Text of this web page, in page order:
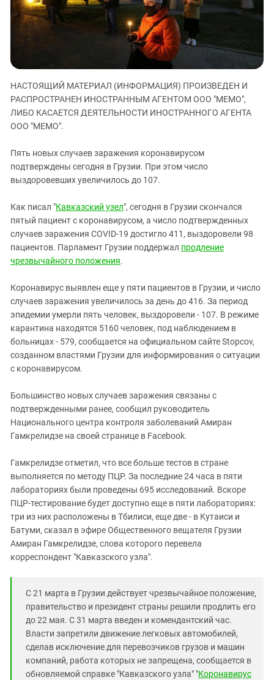
ЗАСТАВЛЯЕТ
КАВКАЗ ЗА ПАЛЕСТИНУ
ИНАКОМЫСЛИЕ В ЧЕЧНЕ
ПРЕСЛЕДОВАНИЕ АКТИВИСТОВ
МОБИЛИЗАЦИЯ И ПРОТЕСТЫ
Дагестан
Калмыкия
Карачаево-Черкесия
Краснодарский край
Нагорный Карабах
Северная Осетия - Алания
Ставропольский край
Чечня
Южная Осетия
ЮФО
НАСТОЯЩИЙ МАТЕРИАЛ (ИНФОРМАЦИЯ) ПРОИЗВЕДЕН И
РАСПРОСТРАНЕН ИНОСТРАННЫМ АГЕНТОМ ООО "МЕМО",
ЛИБО КАСАЕТСЯ ДЕЯТЕЛЬНОСТИ ИНОСТРАННОГО АГЕНТА
ООО "МЕМО".
Пять новых случаев заражения коронавирусом
подтверждены сегодня в Грузии. При этом число
выздоровевших увеличилось до 107.
Как писал "Кавказский узел", сегодня в Грузии скончался
пятый пациент с коронавирусом, а число подтвержденных
случаев заражения COVID-19 достигло 411, выздоровели 98
пациентов. Парламент Грузии поддержал продление
чрезвычайного положения.
Коронавирус выявлен еще у пяти пациентов в Грузии, и число
случаев заражения увеличилось за день до 416. За период
эпидемии умерли пять человек, выздоровели - 107. В режиме
карантина находятся 5160 человек, под наблюдением в
больницах - 579, сообщается на официальном сайте Stopcov,
созданном властями Грузии для информирования о ситуации
с коронавирусом.
Большинство новых случаев заражения связаны с
подтвержденными ранее, сообщил руководитель
Национального центра контроля заболеваний Амиран
Гамкрелидзе на своей странице в Facebook.
Гамкрелидзе отметил, что все больше тестов в стране
выполняется по методу ПЦР. За последние 24 часа в пяти
лабораториях были проведены 695 исследований. Вскоре
ПЦР-тестирование будет доступно еще в пяти лабораториях:
три из них расположены в Тбилиси, еще две - в Кутаиси и
Батуми, сказал в эфире Общественного вещателя Грузии
Амиран Гамкрелидзе, слова которого перевела
корреспондент "Кавказского узла".
С 21 марта в Грузии действует чрезвычайное положение,
правительство и президент страны решили продлить его
до 22 мая. С 31 марта введен и комендантский час.
Власти запретили движение легковых автомобилей,
сделав исключение для перевозчиков грузов и машин
компаний, работа которых не запрещена, сообщается в
обновляемой справке "Кавказского узла" "Коронавирус